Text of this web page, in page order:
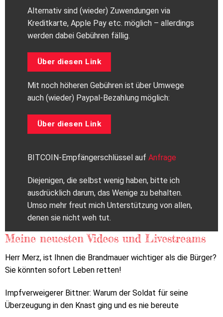
Alternativ sind (wieder) Zuwendungen via
Kreditkarte, Apple Pay etc. möglich – allerdings
werden dabei Gebühren fällig.
Über diesen Link
Mit noch höheren Gebühren ist über Umwege
auch (wieder) Paypal-Bezahlung möglich:
Über diesen Link
BITCOIN-Empfängerschlüssel auf Anfrage
Diejenigen, die selbst wenig haben, bitte ich
ausdrücklich darum, das Wenige zu behalten.
Umso mehr freut mich Unterstützung von allen,
denen sie nicht weh tut.
Meine neuesten Videos und Livestreams
Herr Merz, ist Ihnen die Brandmauer wichtiger als die Bürger?
Sie könnten sofort Leben retten!
Impfverweigerer Bittner: Warum der Soldat für seine
Überzeugung in den Knast ging und es nie bereute